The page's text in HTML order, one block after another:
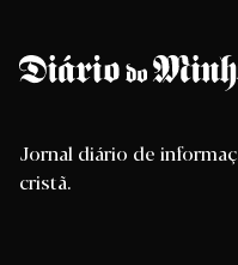
Jornal diário de
cristã.